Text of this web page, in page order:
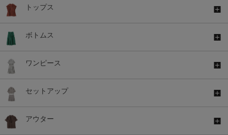
トップス
ボトムス
ワンピース
セットアップ
アウター